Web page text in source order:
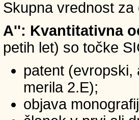
Skupna vrednost za
A'': Kvantitativna
petih let) so točke
patent (evropski,
merila 2.E);
objava